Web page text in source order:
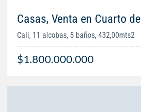
Casas, Venta en Cuarto
Cali, 11 alcobas, 5 baños, 432,00mts2
$1.800.000.000